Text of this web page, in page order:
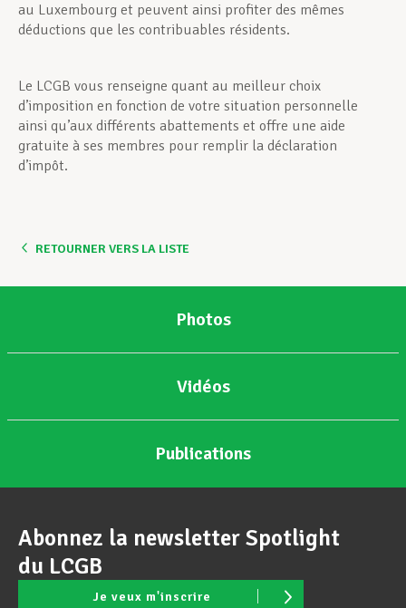
au Luxembourg et peuvent ainsi profiter des mêmes
déductions que les contribuables résidents.
Le LCGB vous renseigne quant au meilleur choix
d’imposition en fonction de votre situation personnelle
ainsi qu’aux différents abattements et offre une aide
gratuite à ses membres pour remplir la déclaration
d’impôt.
RETOURNER VERS LA LISTE
Photos
Vidéos
Publications
Abonnez la newsletter Spotlight
du LCGB
Je veux m'inscrire